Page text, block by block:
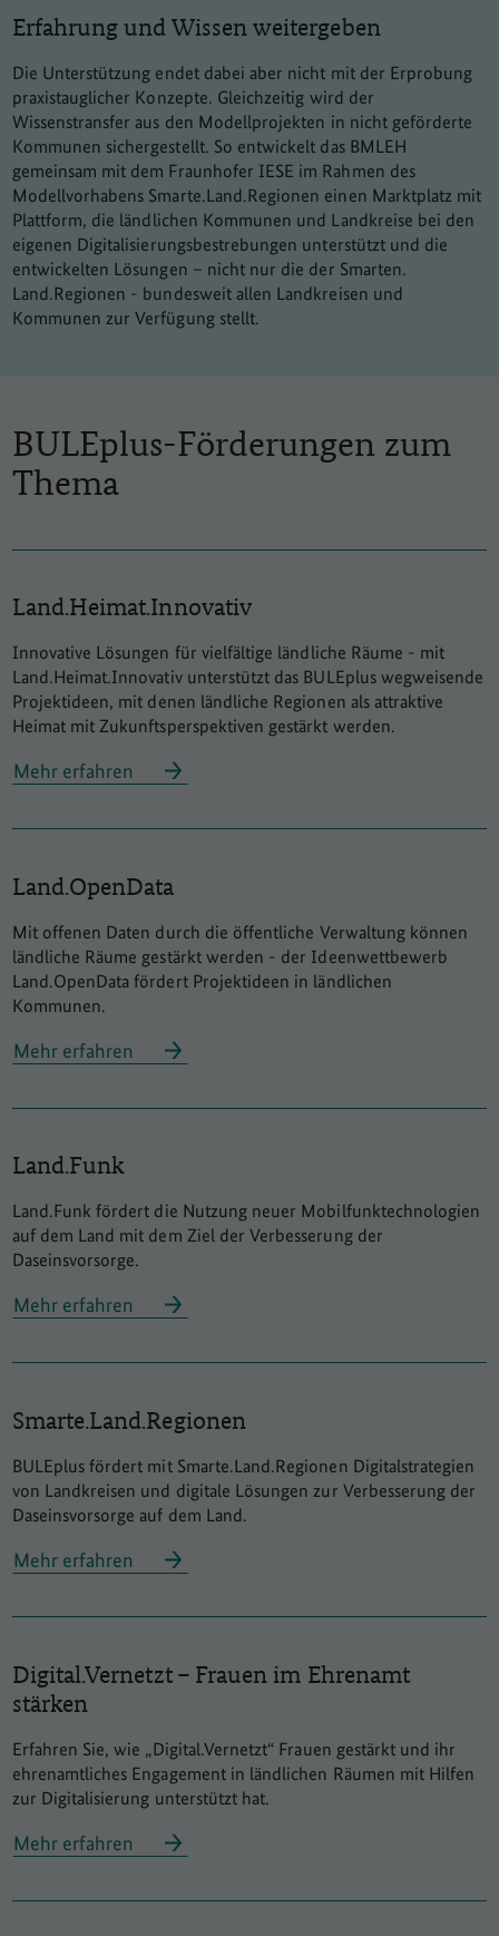
Erfahrung und Wissen weitergeben
Die Unterstützung endet dabei aber nicht mit der Erprobung
praxistauglicher Konzepte. Gleichzeitig wird der
Wissenstransfer aus den Modellprojekten in nicht geförderte
Kommunen sichergestellt. So entwickelt das BMLEH
gemeinsam mit dem Fraunhofer IESE im Rahmen des
Modellvorhabens Smarte.Land.Regionen einen Marktplatz mit
Plattform, die ländlichen Kommunen und Landkreise bei den
eigenen Digitalisierungsbestrebungen unterstützt und die
entwickelten Lösungen – nicht nur die der Smarten.
Land.Regionen - bundesweit allen Landkreisen und
Kommunen zur Verfügung stellt.
BULEplus-Förderungen zum
Thema
Land.Heimat.Innovativ
Innovative Lösungen für vielfältige ländliche Räume - mit
Land.Heimat.Innovativ unterstützt das BULEplus wegweisende
Projektideen, mit denen ländliche Regionen als attraktive
Heimat mit Zukunftsperspektiven gestärkt werden.
Mehr erfahren
Land.OpenData
Mit offenen Daten durch die öffentliche Verwaltung können
ländliche Räume gestärkt werden - der Ideenwettbewerb
Land.OpenData fördert Projektideen in ländlichen
Kommunen.
Mehr erfahren
Land.Funk
Land.Funk fördert die Nutzung neuer Mobilfunktechnologien
auf dem Land mit dem Ziel der Verbesserung der
Daseinsvorsorge.
Mehr erfahren
Smarte.Land.Regionen
BULEplus fördert mit Smarte.Land.Regionen Digitalstrategien
von Landkreisen und digitale Lösungen zur Verbesserung der
Daseinsvorsorge auf dem Land.
Mehr erfahren
Digital.Vernetzt – Frauen im Ehrenamt
stärken
Erfahren Sie, wie „Digital.Vernetzt“ Frauen gestärkt und ihr
ehrenamtliches Engagement in ländlichen Räumen mit Hilfen
zur Digitalisierung unterstützt hat.
Mehr erfahren